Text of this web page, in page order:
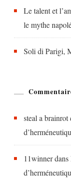
Le talent et
le mythe
Soli di Parigi,
steal a brainrot
11winnerdans